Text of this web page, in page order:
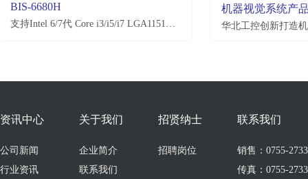
BIS-6680H
支持Intel 6/7代 Core i3/i5/i7 LGA1151处理器，H110/Q170/C236，4*USB3.0, 4*USB2.0，2-10*COM(可选)
EMB-3581
机器视觉系统产
资讯中心
公司新闻
行业资讯
关于我们
企业简介
联系我们
招贤纳士
招聘岗位
联系我们
销售：0755-
传真：0755-